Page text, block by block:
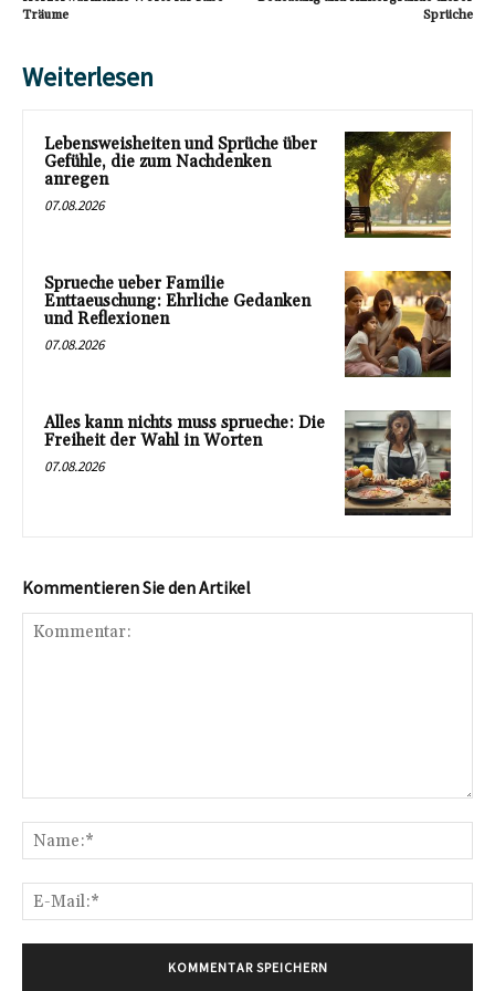
Träume
Sprüche
Weiterlesen
Lebensweisheiten und Sprüche über
Gefühle, die zum Nachdenken
anregen
07.08.2026
Sprueche ueber Familie
Enttaeuschung: Ehrliche Gedanken
und Reflexionen
07.08.2026
Alles kann nichts muss sprueche: Die
Freiheit der Wahl in Worten
07.08.2026
Kommentieren Sie den Artikel